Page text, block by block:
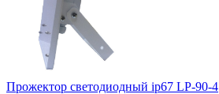
Прожектор светодиодный ip67 LP-90-4